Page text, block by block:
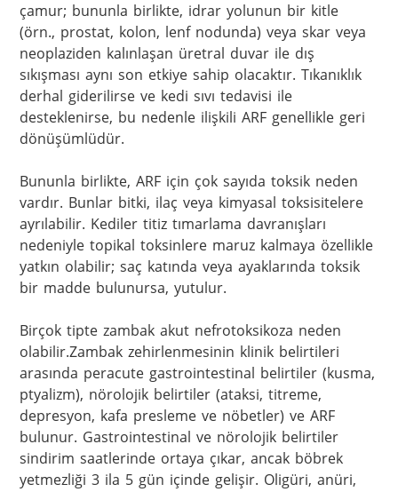
çamur; bununla birlikte, idrar yolunun bir kitle
(örn., prostat, kolon, lenf nodunda) veya skar veya
neoplaziden kalınlaşan üretral duvar ile dış
sıkışması aynı son etkiye sahip olacaktır. Tıkanıklık
derhal giderilirse ve kedi sıvı tedavisi ile
desteklenirse, bu nedenle ilişkili ARF genellikle geri
dönüşümlüdür.
Bununla birlikte, ARF için çok sayıda toksik neden
vardır. Bunlar bitki, ilaç veya kimyasal toksisitelere
ayrılabilir. Kediler titiz tımarlama davranışları
nedeniyle topikal toksinlere maruz kalmaya özellikle
yatkın olabilir; saç katında veya ayaklarında toksik
bir madde bulunursa, yutulur.
Birçok tipte zambak akut nefrotoksikoza neden
olabilir.Zambak zehirlenmesinin klinik belirtileri
arasında peracute gastrointestinal belirtiler (kusma,
ptyalizm), nörolojik belirtiler (ataksi, titreme,
depresyon, kafa presleme ve nöbetler) ve ARF
bulunur. Gastrointestinal ve nörolojik belirtiler
sindirim saatlerinde ortaya çıkar, ancak böbrek
yetmezliği 3 ila 5 gün içinde gelişir. Oligüri, anüri,